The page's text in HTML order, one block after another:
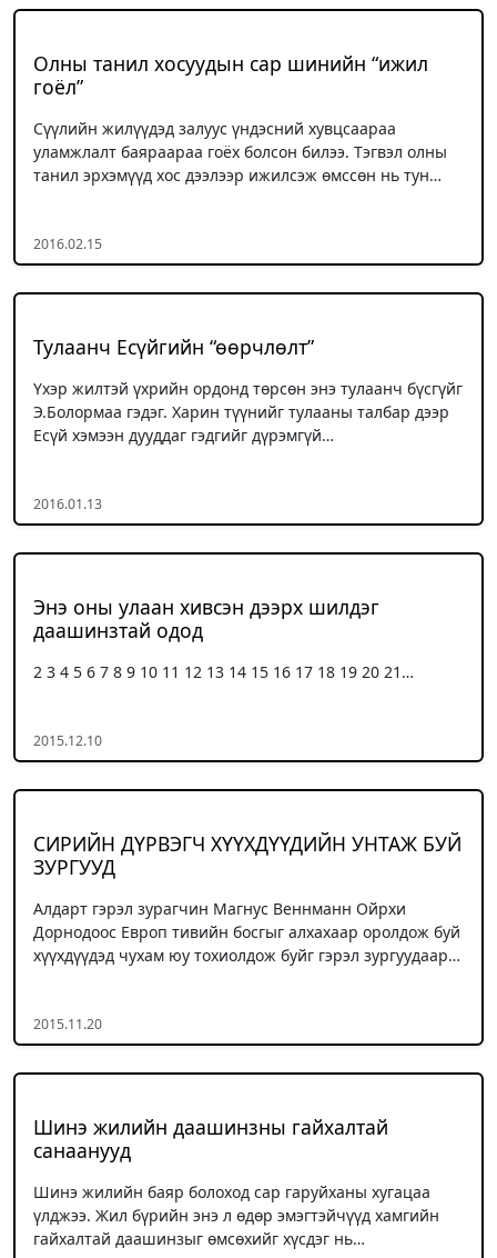
Олны танил хосуудын сар шинийн “ижил
гоёл”
Сүүлийн жилүүдэд залуус үндэсний хувцсаараа
уламжлалт баяраараа гоёх болсон билээ. Тэгвэл олны
танил эрхэмүүд хос дээлээр ижилсэж өмссөн нь тун…
2016.02.15
Тулаанч Есүйгийн “өөрчлөлт”
Үхэр жилтэй үхрийн ордонд төрсөн энэ тулаанч бүсгүйг
Э.Болормаа гэдэг. Харин түүнийг тулааны талбар дээр
Есүй хэмээн дууддаг гэдгийг дүрэмгүй…
2016.01.13
Энэ оны улаан хивсэн дээрх шилдэг
даашинзтай одод
2 3 4 5 6 7 8 9 10 11 12 13 14 15 16 17 18 19 20 21…
2015.12.10
СИРИЙН ДҮРВЭГЧ ХҮҮХДҮҮДИЙН УНТАЖ БУЙ
ЗУРГУУД
Алдарт гэрэл зурагчин Магнус Веннманн Ойрхи
Дорнодоос Европ тивийн босгыг алхахаар оролдож буй
хүүхдүүдэд чухам юу тохиолдож буйг гэрэл зургуудаар…
2015.11.20
Шинэ жилийн даашинзны гайхалтай
санаанууд
Шинэ жилийн баяр болоход сар гаруйханы хугацаа
үлджээ. Жил бүрийн энэ л өдөр эмэгтэйчүүд хамгийн
гайхалтай даашинзыг өмсөхийг хүсдэг нь…